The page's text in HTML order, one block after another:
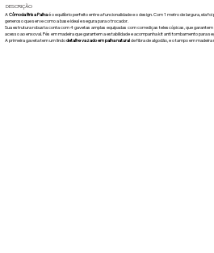
DESCRIÇÃO
ACômoda Brisa Palhaé o equilíbrio perfeito entre a funcionalidade e o design. Com 1 metro de largura, ela
generoso que serve como a base ideal e segura para o trocador.
Sua estrutura robusta conta com 4 gavetas amplas equipadas com corrediças telescópicas, que
acesso ao enxoval. Pés em madeira que garantem a estabilidade e acompanha kit anti tombamento para
A primeira gaveta tem um lindodetalhe vazado em palha naturalde fibra de algodão, e o tampo em